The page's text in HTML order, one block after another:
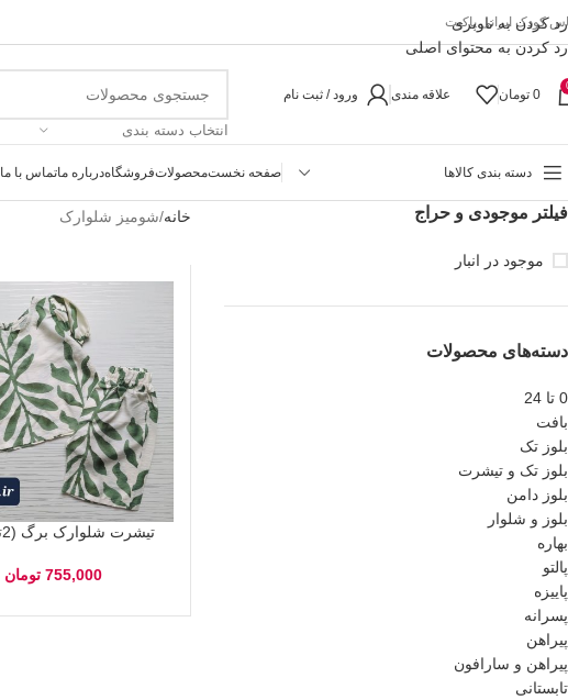
رد کردن به ناوبری
رد کردن به محتوای اصلی
کودک ایرانی پاکیت
0 تومان علاقه مندی ورود / ثبت نام
انتخاب دسته بندی
دسته بندی کالاها صفحه نخستمحصولاتفروشگاهدرباره ماتماس با ما
فیلتر موجودی و حراج
موجود در انبار
دسته‌های محصولات
0 تا 24
بافت
بلوز تک
بلوز تک و تیشرت
بلوز دامن
بلوز و شلوار
بهاره
پالتو
پاییزه
پسرانه
پیراهن
پیراهن و سارافون
تابستانی
خانه شومیز شلوارک
تیشرت شلوارک برگ (2تا7سال)
755,000 تومان